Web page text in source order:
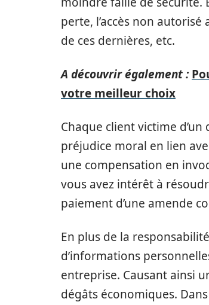
perte, l’accès non
de ces dernières, etc.
A découvrir également :
votre meilleur choix
Chaque client victime
préjudice moral en lien
une compensation en
vous avez intérêt à
paiement d’une amende
En plus de la
d’informations
entreprise. Causant ainsi
dégâts économiques.